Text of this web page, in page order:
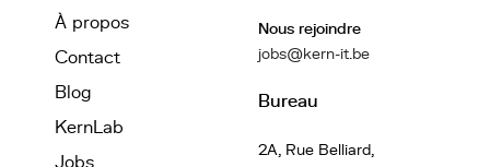
À propos
Contact
Blog
KernLab
Jobs
Nous rejoindre
jobs@kern-it.be
Bureau
2A, Rue Belliard,